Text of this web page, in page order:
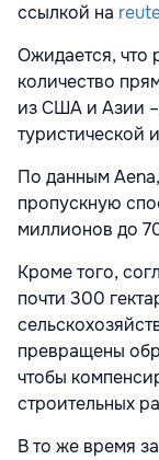
ссылкой на
Ожидается, что
количество
из США и Азии
туристической
По данным
пропускную
миллионов до
Кроме того,
почти 300
превращены
чтобы
строительных
В то же время